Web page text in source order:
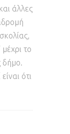
άλλες
μέχρι το
δήμο.
ότι